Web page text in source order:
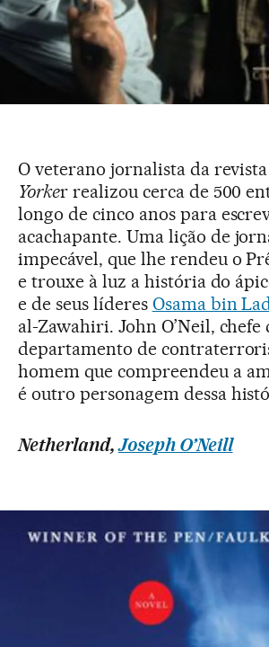
O veterano jornalista da revista
Yorker realizou cerca de 500
longo de cinco anos para
acachapante. Uma lição de
impecável, que lhe rendeu o
e trouxe à luz a história do
e de seus líderes Osama bin
al-Zawahiri. John O’Neil, chefe
departamento de
homem que compreendeu a
é outro personagem dessa
Netherland,Joseph O’Neill